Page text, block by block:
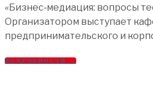
«Бизнес‑медиация: вопросы
Организатором выступает
предпринимательского и
ПОДРОБНОСТИ →